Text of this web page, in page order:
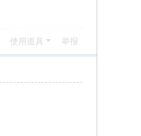
使用道具 举报